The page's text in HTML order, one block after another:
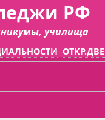
РФ
училища